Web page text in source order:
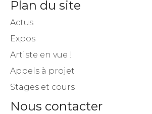
Plan du site
Actus
Expos
Artiste en vue !
Appels à projet
Stages et cours
Nous contacter